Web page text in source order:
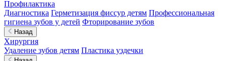
Профилактика
Диагностика Герметизация фиссур детям Профессиональная
гигиена зубов у детей Фторирование зубов
Назад
Хирургия
Удаление зубов детям Пластика уздечки